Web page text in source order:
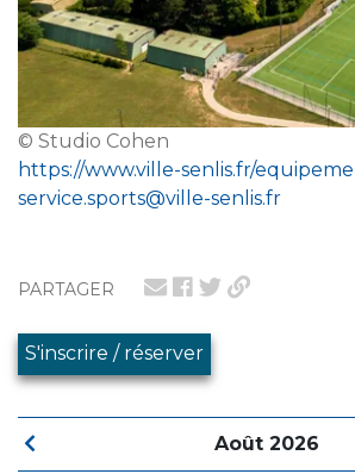
PARTAGER
S'inscrire / réserver
Août 2026
© Studio Cohen
https://www.ville-senlis.fr/
service.sports@ville-senlis.fr